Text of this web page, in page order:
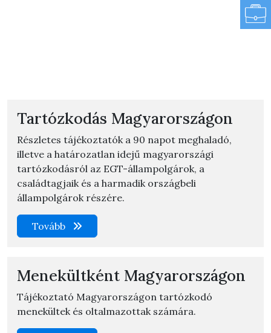
Tartózkodás Magyarországon
Részletes tájékoztatók a 90 napot meghaladó,
illetve a határozatlan idejű magyarországi
tartózkodásról az EGT-állampolgárok, a
családtagjaik és a harmadik országbeli
állampolgárok részére.
Tovább
Menekültként Magyarországon
Tájékoztató Magyarországon tartózkodó
menekültek és oltalmazottak számára.